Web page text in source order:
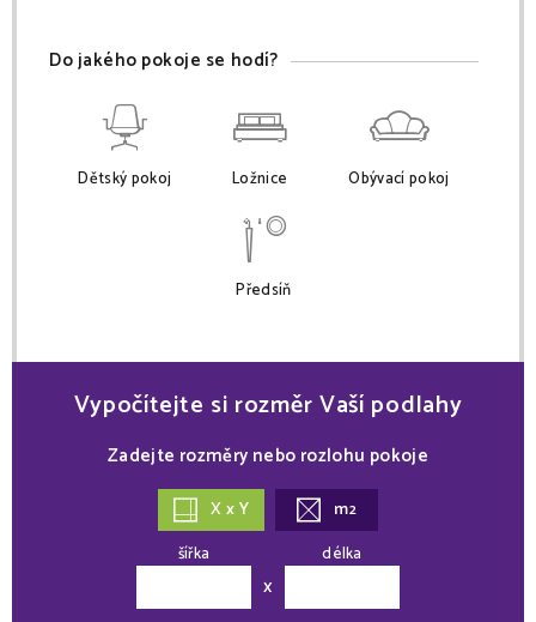
Do jakého pokoje se hodí?
Dětský pokoj Ložnice Obývací pokoj
Předsíň
Vypočítejte si rozměr Vaší podlahy
Zadejte rozměry nebo rozlohu pokoje
X x Y m2
šířka
x
délka